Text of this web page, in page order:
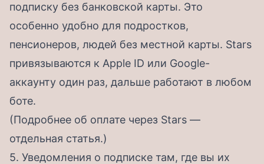
подписку без банковской карты. Это
особенно удобно для подростков,
пенсионеров, людей без местной карты. Stars
привязываются к Apple ID или Google-
аккаунту один раз, дальше работают в любом
боте.
(Подробнее об оплате через Stars —
отдельная статья.)
5. Уведомления о подписке там, где вы их